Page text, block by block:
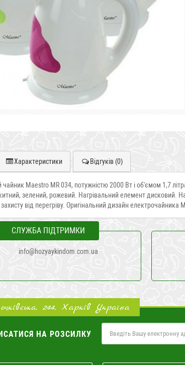
Характеристики Відгуків (0)
чайник Maestro MR 034, потужністю 2000 Вт і об'ємом 1,7
зелений, рожевий. Нагрівальний елемент дисковий.
від перегріву. Оригінальний дизайн
СЛУЖБА ПІДТРИМКИ
info@hozyaykindom.com.ua
244, Харків Україна
НА РОЗСИЛКУ